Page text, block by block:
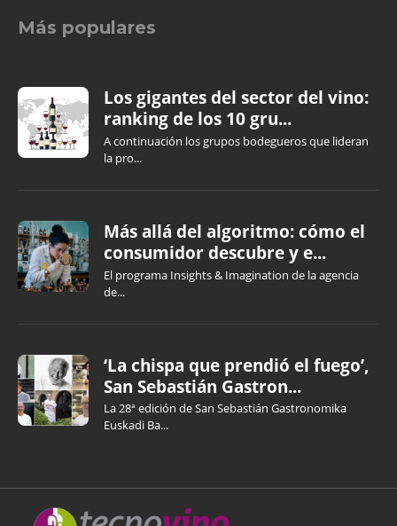
Más populares
Los gigantes del sector del vino:
ranking de los 10 gru...
A continuación los grupos bodegueros que lideran
la pro...
Más allá del algoritmo: cómo el
consumidor descubre y e...
El programa Insights & Imagination de la agencia
de...
‘La chispa que prendió el fuego’,
San Sebastián Gastron...
La 28ª edición de San Sebastián Gastronomika
Euskadi Ba...